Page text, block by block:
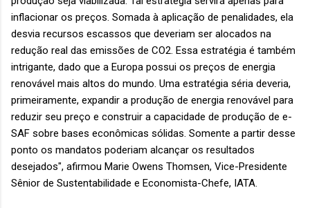
inflacionar os preços. Somada à aplicação de penalidades, ela
desvia recursos escassos que deveriam ser alocados na
redução real das emissões de CO2. Essa estratégia é também
intrigante, dado que a Europa possui os preços de energia
renovável mais altos do mundo. Uma estratégia séria deveria,
primeiramente, expandir a produção de energia renovável para
reduzir seu preço e construir a capacidade de produção de e-
SAF sobre bases econômicas sólidas. Somente a partir desse
ponto os mandatos poderiam alcançar os resultados
desejados", afirmou Marie Owens Thomsen, Vice-Presidente
Sênior de Sustentabilidade e Economista-Chefe, IATA.